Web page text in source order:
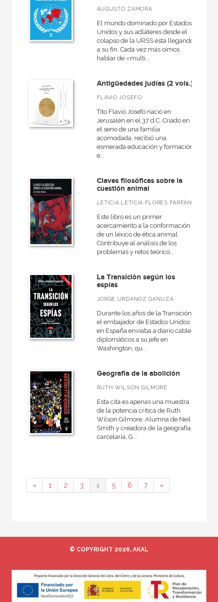
AUGUSTO ZAMORA
El mundo dominado por Estados
Unidos y sus adláteres desde el
colapso de la URSS está llegando
a su fin. Cada vez más oímos
hablar de «multi...
Antigüedades judías (2 vols.)
FLAVIO JOSEFO
Tito Flavio Josefo nació en
Jerusalén en el 37 d.C. Criado en
el seno de una familia
acomodada, recibió una
esmerada educación y formación
e...
Claves filosóficas sobre la
cuestión animal
LETICIA LETICIA FLORES FARFÁN
Este libro es un primer
acercamiento a la conformación
de un léxico de ética animal.
Contribuye al análisis de los
problemas y retos teórico...
La Transición según los
espías
JORGE URDÁNOZ GANUZA
Durante los años de la Transición,
el embajador de Estados Unidos
en España enviaba a diario cables
diplomáticos a su jefe en
Washington, qu...
Geografía de la abolición
RUTH WILSON GILMORE
Esta cita es apenas una muestra
de la potencia crítica de Ruth
Wilson Gilmore. Alumna de Neil
Smith y creadora de la geografía
carcelaria, G...
« 1 2 3 4 5 6 7 »
© COPYRIGHT 2026, AKAL